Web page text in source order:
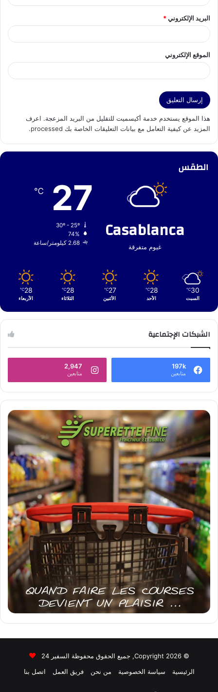
البريد الإلكتروني*
الموقع الإلكتروني
هذا الموقع يستخدم خدمة أكيسميت للتقليل من البريد المزعجة. اعرف
المزيد عن كيفية التعامل مع بيانات التعليقات الخاصة بك processed
.
الطقس
Casablanca
غيوم متفرقة
27
℃
74%
2.68 كيلومتر/ساعة
30
℃
السبت
28
℃
الأحد
27
℃
الأثنين
28
℃
الثلاثاء
28
℃
الأربعاء
الشبكات الإجتماعية
197k
متابعين
2,947
متابعين
© Copyright 2026, جميع الحقوق محفوظة السفير 24
الرئيسية
سياسة الخصوصية من نحن فريق العمل اتصل بنا